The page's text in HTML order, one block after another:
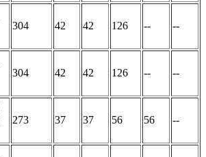
304 42 42 126 -- --
304 42 42 126 -- --
273 37 37 56 56 --